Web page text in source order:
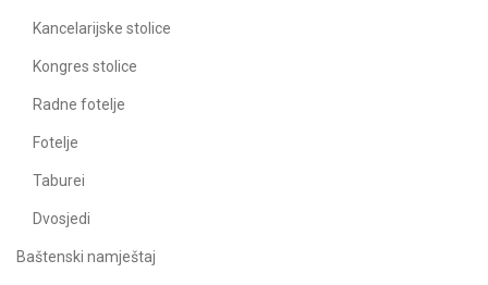
Kancelarijske stolice
Kongres stolice
Radne fotelje
Fotelje
Taburei
Dvosjedi
Baštenski namještaj